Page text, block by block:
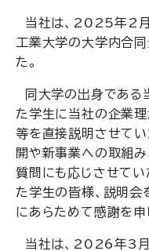
当社は、2025年2
工業大学の大学内合
た。
同大学の出身である
た学生に当社の企業理
等を直接説明させて
開や新事業への取組
質問にも応じさせてい
た学生の皆様、説明
にあらためて感謝を申
当社は、2026年3月